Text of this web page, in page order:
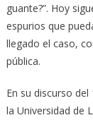
guante?”. Hoy
espurios que
llegado el caso,
pública.
En su discurso
la Universidad de